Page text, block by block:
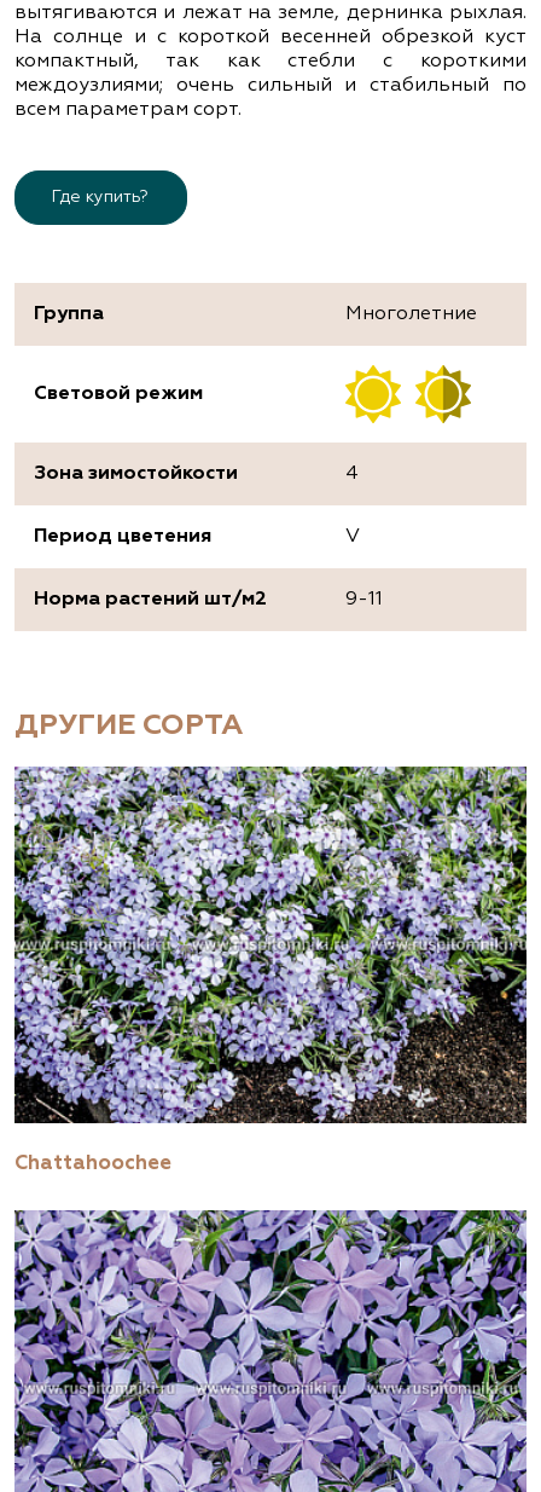
вытягиваются и лежат на земле, дернинка рыхлая.
На солнце и с короткой весенней обрезкой куст
компактный, так как стебли с короткими
междоузлиями; очень сильный и стабильный по
всем параметрам сорт.
Где купить?
Группа Многолетние
Световой режим
Зона зимостойкости 4
Период цветения V
Норма растений шт/м2 9-11
ДРУГИЕ СОРТА
Chattahoochee